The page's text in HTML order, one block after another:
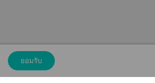
ยอมรับ